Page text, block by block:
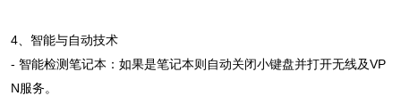
4、智能与自动技术
- 智能检测笔记本：如果是笔记本则自动关闭小键盘并打开无线及VP
N服务。